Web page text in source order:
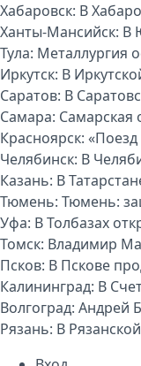
Хабаровск: В
Ханты-Мансийск: В
Тула: Металлургия
Иркутск: В
Саратов: В
Самара: Самарская
Красноярск:
Челябинск: В
Казань: В
Тюмень: Тюмень:
Уфа: В Толбазах
Томск: Владимир
Псков: В Пскове
Калининград: В
Волгоград: Андрей
Рязань: В